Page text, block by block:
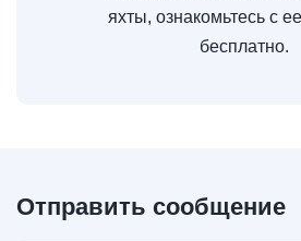
яхты, ознакомьтесь с
бесплатно.
Отправить сообщение